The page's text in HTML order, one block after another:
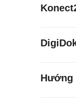
Hướng